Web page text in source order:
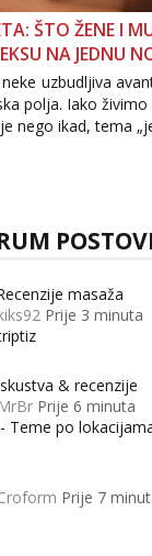
ŠTO ŽENE I
NA JEDNU
uzbudljiva
polja. Iako
nego ikad, tema
Što
masaža
Prije 3 minuta
& recenzije
Prije 6 minuta
Teme po
Prije 7